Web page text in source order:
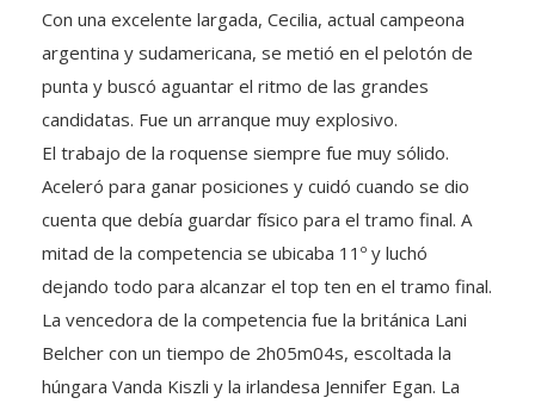
Con una excelente largada, Cecilia, actual campeona
argentina y sudamericana, se metió en el pelotón de
punta y buscó aguantar el ritmo de las grandes
candidatas. Fue un arranque muy explosivo.
El trabajo de la roquense siempre fue muy sólido.
Aceleró para ganar posiciones y cuidó cuando se dio
cuenta que debía guardar físico para el tramo final. A
mitad de la competencia se ubicaba 11º y luchó
dejando todo para alcanzar el top ten en el tramo final.
La vencedora de la competencia fue la británica Lani
Belcher con un tiempo de 2h05m04s, escoltada la
húngara Vanda Kiszli y la irlandesa Jennifer Egan. La